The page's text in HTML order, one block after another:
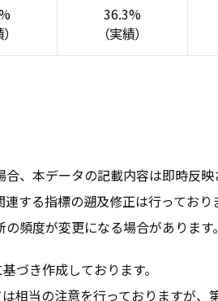
36.3%
（実績）
、本データの記載内容は即時反映
する指標の遡及修正は行っており
頻度が変更になる場合があります。
づき作成しております。
相当の注意を行っておりますが